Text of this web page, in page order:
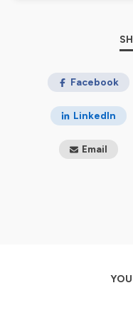
Facebook
LinkedIn
Email